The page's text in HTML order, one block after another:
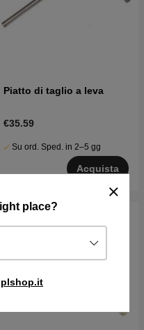
place?
Piatto di taglio a leva
€35.59
Su ord. Sped. in 2–5 gg
Acquista